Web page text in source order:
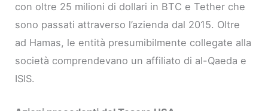
con oltre 25 milioni di dollari in BTC e Tether che
sono passati attraverso l’azienda dal 2015. Oltre
ad Hamas, le entità presumibilmente collegate alla
società comprendevano un affiliato di al-Qaeda e
ISIS.